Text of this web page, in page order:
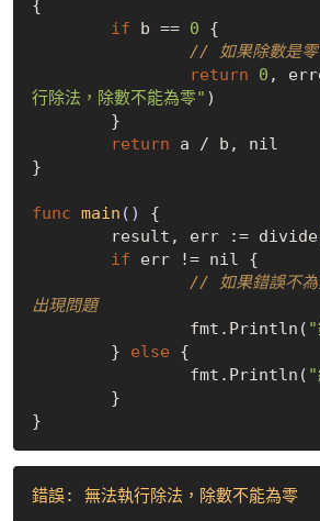
{
if b == 0 {
// 如果除數是零
return
0 ,
行除法，除數不能為零" )
return a / b, nil
}
func main ()
{
result, err :=
if err != nil {
// 如果錯誤不為
出現問題
		fmt.Println(
	}
else {
		fmt.Println(
錯誤: 無法執行除法，除數不能為零